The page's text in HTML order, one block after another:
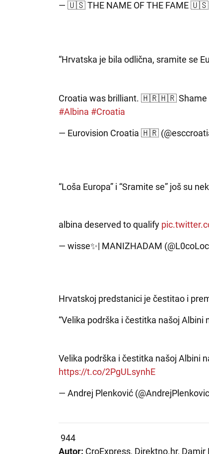
— 🇺🇸 THE NAME OF THE FAME 🇺🇸
“Hrvatska je bila odlična, sramite se
Croatia was brilliant. 🇭🇷🇭🇷 Shame
#Albina #Croatia
— Eurovision Croatia 🇭🇷
“Loša Europa” i “Sramite se” još su
albina deserved to qualify
— wisse✨| MANIZHADAM
Hrvatskoj predstanici je čestitao i
“Velika podrška i čestitka našoj Albini
Velika podrška i čestitka našoj Albini
https://t.co/2PgULsynhE
— Andrej Plenković
944
Autor: CroExpress, Direktno.hr, Damir